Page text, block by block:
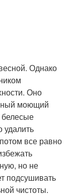
Однако
Оно
моющий
белесые
удалить
все равно
но не
подсушивать
чистоты.